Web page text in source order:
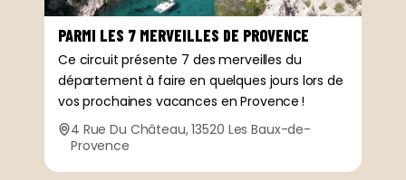
PARMI LES 7 MERVEILLES DE PROVENCE
Ce circuit présente 7 des merveilles du
département à faire en quelques jours lors de
vos prochaines vacances en Provence !
4 Rue Du Château, 13520 Les Baux-de-
Provence